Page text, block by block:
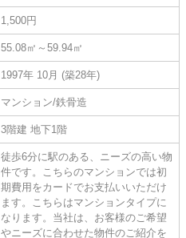
1,500円
55.08㎡～59.94㎡
1997年 10月 (築28年)
マンション/鉄骨造
3階建 地下1階
徒歩6分に駅のある、ニーズの高い物
件です。こちらのマンションでは初
期費用をカードでお支払いいただけ
ます。こちらはマンションタイプに
なります。当社は、お客様のご希望
やニーズに合わせた物件のご紹介を